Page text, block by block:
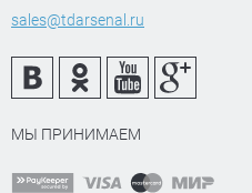
sales@tdarsenal.ru
МЫ ПРИНИМАЕМ